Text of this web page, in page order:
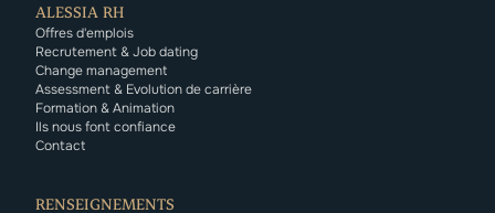
Cookies
déposés sur votre appareil. Nous vous laissons la possibilité de
ALESSIA RH
Offres d'emplois
Recrutement & Job dating
Change management
Assessment & Evolution de carrière
Formation & Animation
Ils nous font confiance
Contact
RENSEIGNEMENTS